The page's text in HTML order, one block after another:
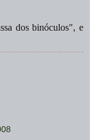
dos binóculos", e